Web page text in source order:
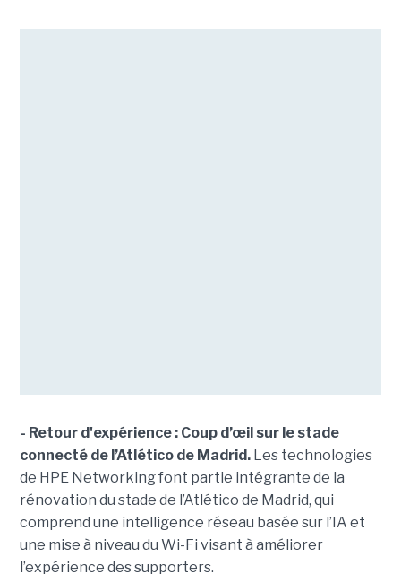
- Retour d'expérience : Coup d’œil sur le stade
connecté de l’Atlético de Madrid. Les technologies
de HPE Networking font partie intégrante de la
rénovation du stade de l’Atlético de Madrid, qui
comprend une intelligence réseau basée sur l’IA et
une mise à niveau du Wi-Fi visant à améliorer
l’expérience des supporters.